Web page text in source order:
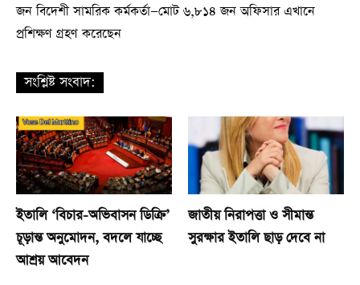
জন বিদেশী সামরিক কর্মকর্তা—মোট ৬,৮১৪ জন অফিসার এখানে
প্রশিক্ষণ গ্রহণ করেছেন
সংশ্লিষ্ট সংবাদ:
ইতালি ‘বিচার-অভিবাসন ডিক্রি’
চূড়ান্ত অনুমোদন, বদলে যাচ্ছে
আশ্রয় আবেদন
জাতীয় নিরাপত্তা ও সীমান্ত
সুরক্ষার ইতালি ছাড় দেবে না